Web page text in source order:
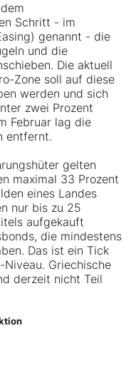
Schritt - im
genannt - die
und die
Die aktuell
Zone soll auf diese
werden und sich
zwei Prozent
Februar lag die
entfernt.
gelten
maximal 33 Prozent
eines Landes
nur bis zu 25
aufgekauft
die mindestens
Das ist ein Tick
Niveau. Griechische
derzeit nicht Teil